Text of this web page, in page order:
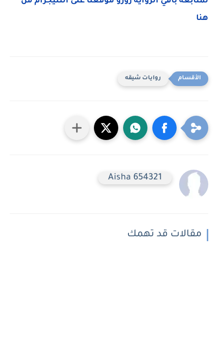
هنا
روايات شيقه
Aisha 654321
مقالات قد تهمك